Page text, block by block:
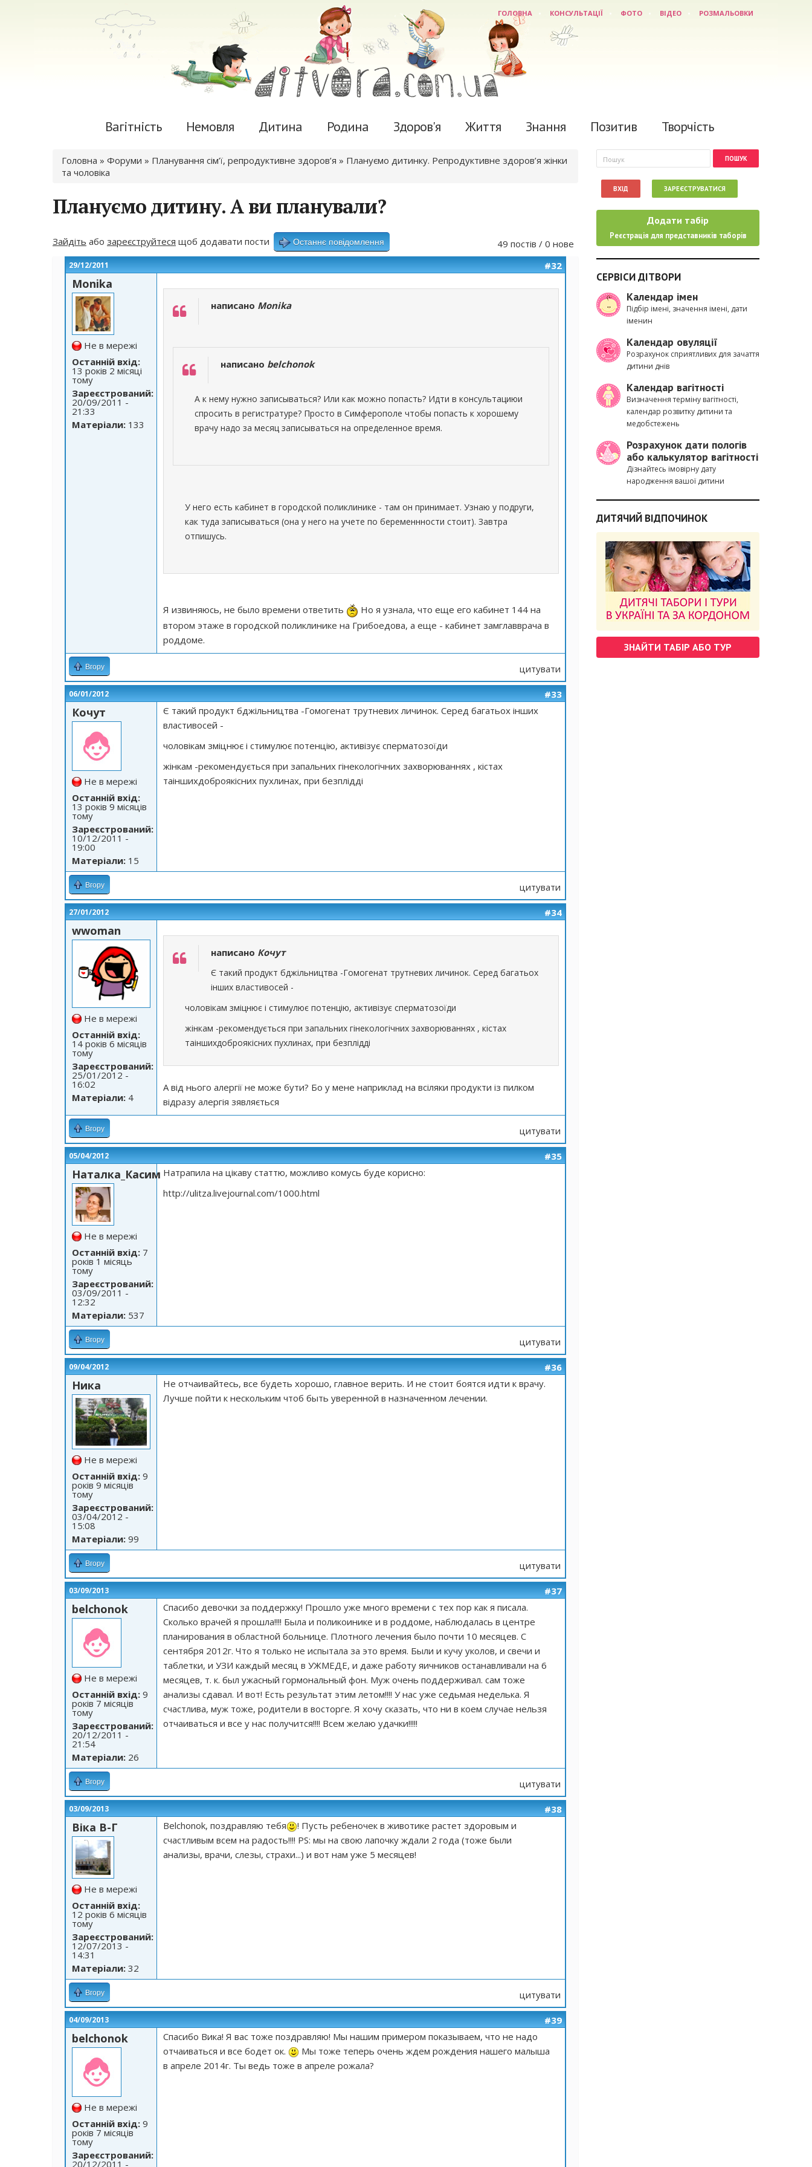
ГОЛОВНА КОНСУЛЬТАЦІЇ ФОТО ВІДЕО РОЗМАЛЬОВКИ
Вагітність Немовля Дитина Родина Здоров'я Життя Знання Позитив Творчість
Ви є тут
Головна » Форуми » Планування сім’ї, репродуктивне здоров’я » Плануємо дитинку. Репродуктивне здоров’я жінки
та чоловіка
Плануємо дитину. А ви планували?
49 постів / 0 нове
Зайдіть або зареєструйтеся щоб додавати пости Останнє повідомлення
29/12/2011 #32
Monika
Не в мережі
Останній вхід:
13 років 2 місяці
тому
Зареєстрований:
20/09/2011 -
21:33
Матеріали: 133
написано Monika
написано belchonok
А к нему нужно записываться? Или как можно попасть? Идти в консультациюи
спросить в регистратуре? Просто в Симферополе чтобы попасть к хорошему
врачу надо за месяц записываться на определенное время.
У него есть кабинет в городской поликлинике - там он принимает. Узнаю у подруги,
как туда записываться (она у него на учете по беременнности стоит). Завтра
отпишусь.
Я извиняюсь, не было времени ответить
Но я узнала, что еще его кабинет 144 на
втором этаже в городской поликлинике на Грибоедова, а еще - кабинет замглавврача в
роддоме.
Вгору цитувати
06/01/2012 #33
Кочут
Не в мережі
Останній вхід:
13 років 9 місяців
тому
Зареєстрований:
10/12/2011 -
19:00
Матеріали: 15
Є такий продукт бджільництва -Гомогенат трутневих личинок. Серед багатьох інших
властивосей -
чоловікам зміцнює і стимулює потенцію, активізує сперматозоїди
жінкам -рекомендується при запальних гінекологічних захворюваннях , кістах
таіншихдоброякісних пухлинах, при безплідді
Вгору цитувати
27/01/2012 #34
wwoman
Не в мережі
Останній вхід:
14 років 6 місяців
тому
Зареєстрований:
25/01/2012 -
16:02
Матеріали: 4
написано Кочут
Є такий продукт бджільництва -Гомогенат трутневих личинок. Серед багатьох
інших властивосей -
чоловікам зміцнює і стимулює потенцію, активізує сперматозоїди
жінкам -рекомендується при запальних гінекологічних захворюваннях , кістах
таіншихдоброякісних пухлинах, при безплідді
А від нього алергії не може бути? Бо у мене наприклад на всіляки продукти із пилком
відразу алергія зявляється
Вгору цитувати
05/04/2012 #35
Наталка_Касим
Не в мережі
Останній вхід: 7
років 1 місяць
тому
Зареєстрований:
03/09/2011 -
12:32
Матеріали: 537
Натрапила на цікаву статтю, можливо комусь буде корисно:
http://ulitza.livejournal.com/1000.html
Вгору цитувати
09/04/2012 #36
Ника
Не в мережі
Останній вхід: 9
років 9 місяців
тому
Зареєстрований:
03/04/2012 -
15:08
Матеріали: 99
Не отчаивайтесь, все будеть хорошо, главное верить. И не стоит боятся идти к врачу.
Лучше пойти к нескольким чтоб быть уверенной в назначенном лечении.
Вгору цитувати
03/09/2013 #37
belchonok
Не в мережі
Останній вхід: 9
років 7 місяців
тому
Зареєстрований:
20/12/2011 -
21:54
Матеріали: 26
Спасибо девочки за поддержку! Прошло уже много времени с тех пор как я писала.
Сколько врачей я прошла!!!! Была и поликоинике и в роддоме, наблюдалась в центре
планирования в областной больнице. Плотного лечения было почти 10 месяцев. С
сентября 2012г. Что я только не испытала за это время. Были и кучу уколов, и свечи и
таблетки, и УЗИ каждый месяц в УЖМЕДЕ, и даже работу яичников останавливали на 6
месяцев, т. к. был ужасный гормональный фон. Муж очень поддерживал. сам тоже
анализы сдавал. И вот! Есть результат этим летом!!!! У нас уже седьмая неделька. Я
счастлива, муж тоже, родители в восторге. Я хочу сказать, что ни в коем случае нельзя
отчаиваться и все у нас получится!!!! Всем желаю удачки!!!!!
Вгору цитувати
03/09/2013 #38
Віка В-Г
Не в мережі
Останній вхід:
12 років 6 місяців
тому
Зареєстрований:
12/07/2013 -
14:31
Матеріали: 32
Belchonok, поздравляю тебя
! Пусть ребеночек в животике растет здоровым и
счастливым всем на радость!!!! PS: мы на свою лапочку ждали 2 года (тоже были
анализы, врачи, слезы, страхи...) и вот нам уже 5 месяцев!
Вгору цитувати
04/09/2013 #39
belchonok
Не в мережі
Останній вхід: 9
років 7 місяців
тому
Зареєстрований:
20/12/2011 -
Спасибо Вика! Я вас тоже поздравляю! Мы нашим примером показываем, что не надо
отчаиваться и все бодет ок.
Мы тоже теперь очень ждем рождения нашего малыша
в апреле 2014г. Ты ведь тоже в апреле рожала?
Пошукова форма
Пошук
ВХІД ЗАРЕЄСТРУВАТИСЯ
Додати табір
Реєстрація для представників таборів
СЕРВІСИ ДІТВОРИ
Календар імен
Підбір імені, значення імені, дати
іменин
Календар овуляції
Розрахунок сприятливих для зачаття
дитини днів
Календар вагітності
Визначення терміну вагітності,
календар розвитку дитини та
медобстежень
Розрахунок дати пологів
або калькулятор вагітності
Дізнайтесь імовірну дату
народження вашої дитини
ДИТЯЧИЙ ВІДПОЧИНОК
ЗНАЙТИ ТАБІР АБО ТУР